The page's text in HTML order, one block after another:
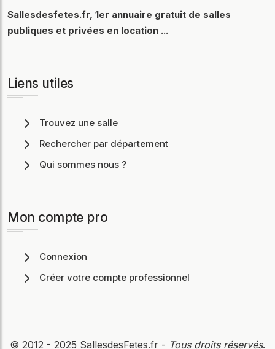
Sallesdesfetes.fr, 1er annuaire gratuit de salles
publiques et privées en location ...
Liens utiles
Trouvez une salle
Rechercher par département
Qui sommes nous ?
Mon compte pro
Connexion
Créer votre compte professionnel
© 2012 - 2025 SallesdesFetes.fr - Tous droits réservés.